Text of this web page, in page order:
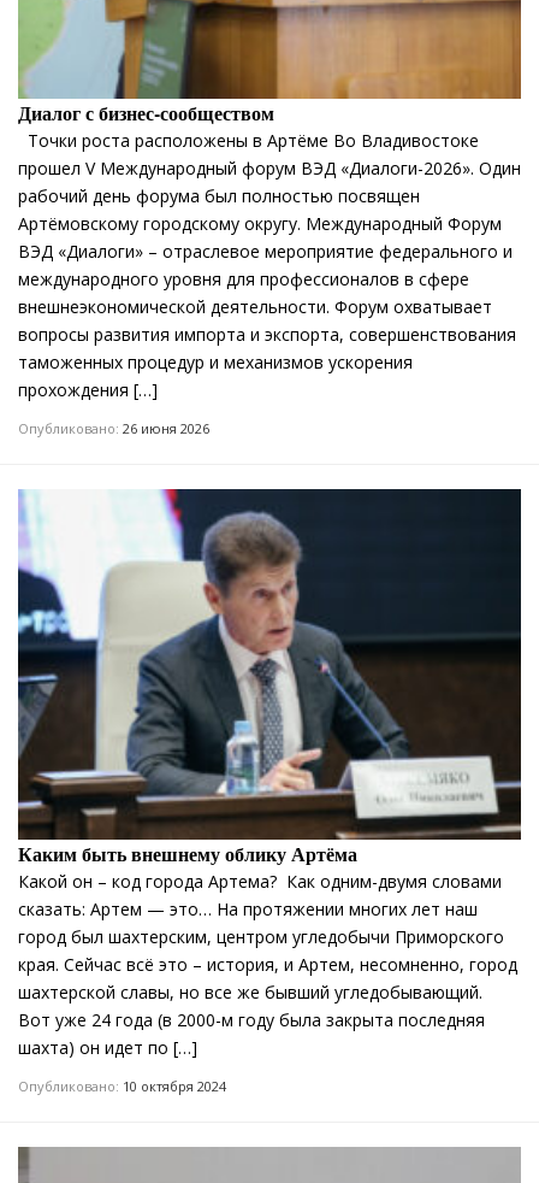
Диалог с бизнес-сообществом
Точки роста расположены в Артёме Во Владивостоке
прошел V Международный форум ВЭД «Диалоги-2026». Один
рабочий день форума был полностью посвящен
Артёмовскому городскому округу. Международный Форум
ВЭД «Диалоги» – отраслевое мероприятие федерального и
международного уровня для профессионалов в сфере
внешнеэкономической деятельности. Форум охватывает
вопросы развития импорта и экспорта, совершенствования
таможенных процедур и механизмов ускорения
прохождения […]
Опубликовано: 26 июня 2026
Каким быть внешнему облику Артёма
Какой он – код города Артема? Как одним-двумя словами
сказать: Артем — это… На протяжении многих лет наш
город был шахтерским, центром угледобычи Приморского
края. Сейчас всё это – история, и Артем, несомненно, город
шахтерской славы, но все же бывший угледобывающий.
Вот уже 24 года (в 2000-м году была закрыта последняя
шахта) он идет по […]
Опубликовано: 10 октября 2024